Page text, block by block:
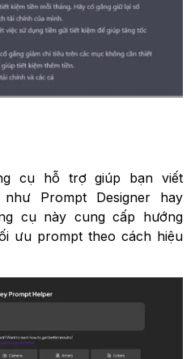
cụ hỗ trợ giúp bạn viết
Prompt Designer hay
cụ này cung cấp hướng
ưu prompt theo cách hiệu